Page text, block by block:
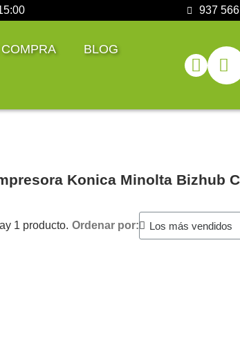
937
BLOG
Konica Minolta Bizhub
1 producto. Ordenar por: